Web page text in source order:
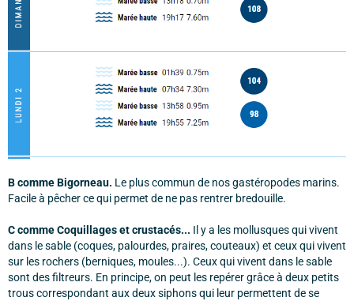
B comme Bigorneau. Le plus commun de nos gastéropodes marins.
Facile à pêcher ce qui permet de ne pas rentrer bredouille.
C comme Coquillages et crustacés... Il y a les mollusques qui vivent
dans le sable (coques, palourdes, praires, couteaux) et ceux qui vivent
sur les rochers (berniques, moules...). Ceux qui vivent dans le sable
sont des filtreurs. En principe, on peut les repérer grâce à deux petits
trous correspondant aux deux siphons qui leur permettent de se